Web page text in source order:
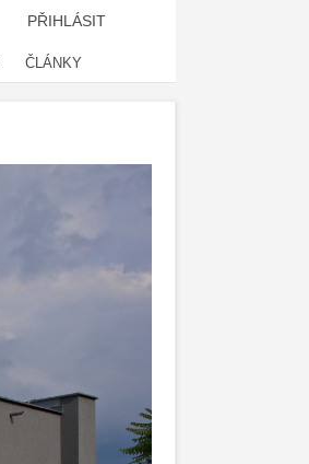
PŘIHLÁSIT
ČLÁNKY